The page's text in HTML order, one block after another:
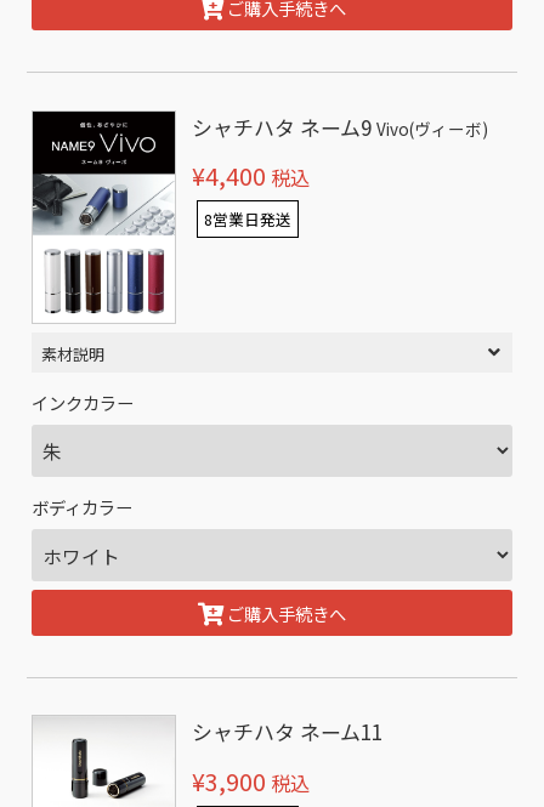
ご購入手続きへ
シャチハタ ネーム9Vivo(ヴィーボ)
¥4,400 税込
8営業日発送
素材説明
インクカラー
ボディカラー
ご購入手続きへ
シャチハタ ネーム11
¥3,900 税込